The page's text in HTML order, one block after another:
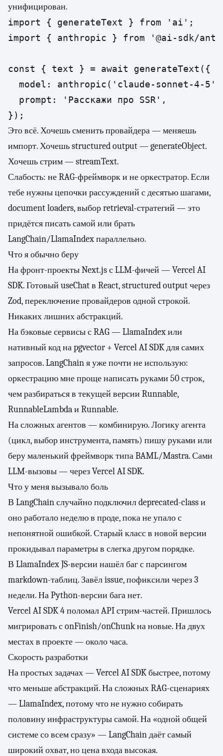
унифицирован.
import { generateText } from 'ai';
import { anthropic } from '@ai-sdk/
const { text } = await generateText({
model: anthropic('claude-sonnet-4-
  prompt: 'Расскажи про SSR',
});
Это всё. Хочешь сменить провайдера — меняешь
импорт. Хочешь structured output — generateObject.
Хочешь стрим — streamText.
Слабость: не RAG-фреймворк и не оркестратор. Если
тебе нужны цепочки рассуждений с десятью шагами,
document loaders, выбор retrieval-стратегий — это
придётся писать самой или брать
LangChain/LlamaIndex параллельно.
Что я обычно беру
На фронт-проекты Next.js с LLM-фичей — Vercel AI
SDK. Готовый useChat в React, structured output через
Zod, переключение провайдеров одной строкой.
Никаких лишних абстракций.
На бэковые сервисы с RAG — LlamaIndex или
нативный код на pgvector + Vercel AI SDK для самих
запросов. LangChain я уже почти не использую:
оркестрацию мне проще написать руками 50 строк,
чем разбираться в текущей версии Runnable,
RunnableLambda и Runnable.
На сложных агентов — комбинирую. Логику агента
(цикл, выбор инструмента, память) пишу руками или
беру маленький фреймворк типа BAML/Mastra. Сами
LLM-вызовы — через Vercel AI SDK.
Что у меня вызывало боль
В LangChain случайно подключил deprecated-class и
оно работало неделю в проде, пока не упало с
непонятной ошибкой. Старый класс в новой версии
прокидывал параметры в слегка другом порядке.
В LlamaIndex JS-версии нашёл баг с парсингом
markdown-таблиц. Завёл issue, пофиксили через 3
недели. На Python-версии бага нет.
Vercel AI SDK 4 поломал API стрим-частей. Пришлось
мигрировать с onFinish/onChunk на новые. На двух
местах в проекте — около часа.
Скорость разработки
На простых задачах — Vercel AI SDK быстрее, потому
что меньше абстракций. На сложных RAG-сценариях
— LlamaIndex, потому что не нужно собирать
половину инфраструктуры самой. На «одной общей
системе со всем сразу» — LangChain даёт самый
широкий охват, но цена входа высокая.